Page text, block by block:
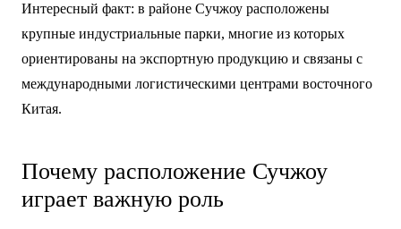
Интересный факт: в районе Сучжоу расположены
крупные индустриальные парки, многие из которых
ориентированы на экспортную продукцию и связаны с
международными логистическими центрами восточного
Китая.
Почему расположение Сучжоу
играет важную роль